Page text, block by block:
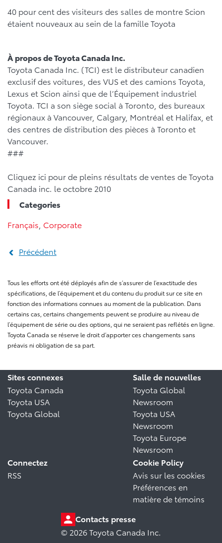
40 pour cent des visiteurs des salles de montre Scion
étaient nouveaux au sein de la famille Toyota
À propos de Toyota Canada Inc.
Toyota Canada Inc. (TCI) est le distributeur canadien
exclusif des voitures, des VUS et des camions Toyota,
Lexus et Scion ainsi que de l’Équipement industriel
Toyota. TCI a son siège social à Toronto, des bureaux
régionaux à Vancouver, Calgary, Montréal et Halifax, et
des centres de distribution des pièces à Toronto et
Vancouver.
###
Cliquez ici pour de pleins résultats de ventes de Toyota
Canada inc. le octobre 2010
Categories
Français Corporate
Précédent
Tous les efforts ont été déployés afin de s’assurer de l’exactitude des
spécifications, de l’équipement et du contenu du produit sur ce site en
fonction des informations connues au moment de la publication. Dans
certains cas, certains changements peuvent se produire au niveau de
l’équipement de série ou des options, qui ne seraient pas reflétés en ligne.
Toyota Canada se réserve le droit d’apporter ces changements sans
préavis ni obligation de sa part.
Sites connexes
Toyota Canada
Toyota USA
Toyota Global
Salle de nouvelles
Toyota Global
Newsroom
Toyota USA
Newsroom
Toyota Europe
Newsroom
Connectez
RSS
Cookie Policy
Avis sur les cookies
Préférences en
matière de témoins
Contacts presse
© 2026 Toyota Canada Inc.